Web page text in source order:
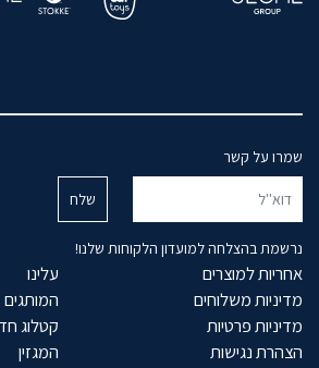
שמרו על קשר
נרשמת בהצלחה למועדון הלקוחות שלנו!
אחריות למוצרים
מדיניות משלוחים
מדיניות פרטיות
הצהרת נגישות
עלינו
המותגים
קטלוג
המגזין